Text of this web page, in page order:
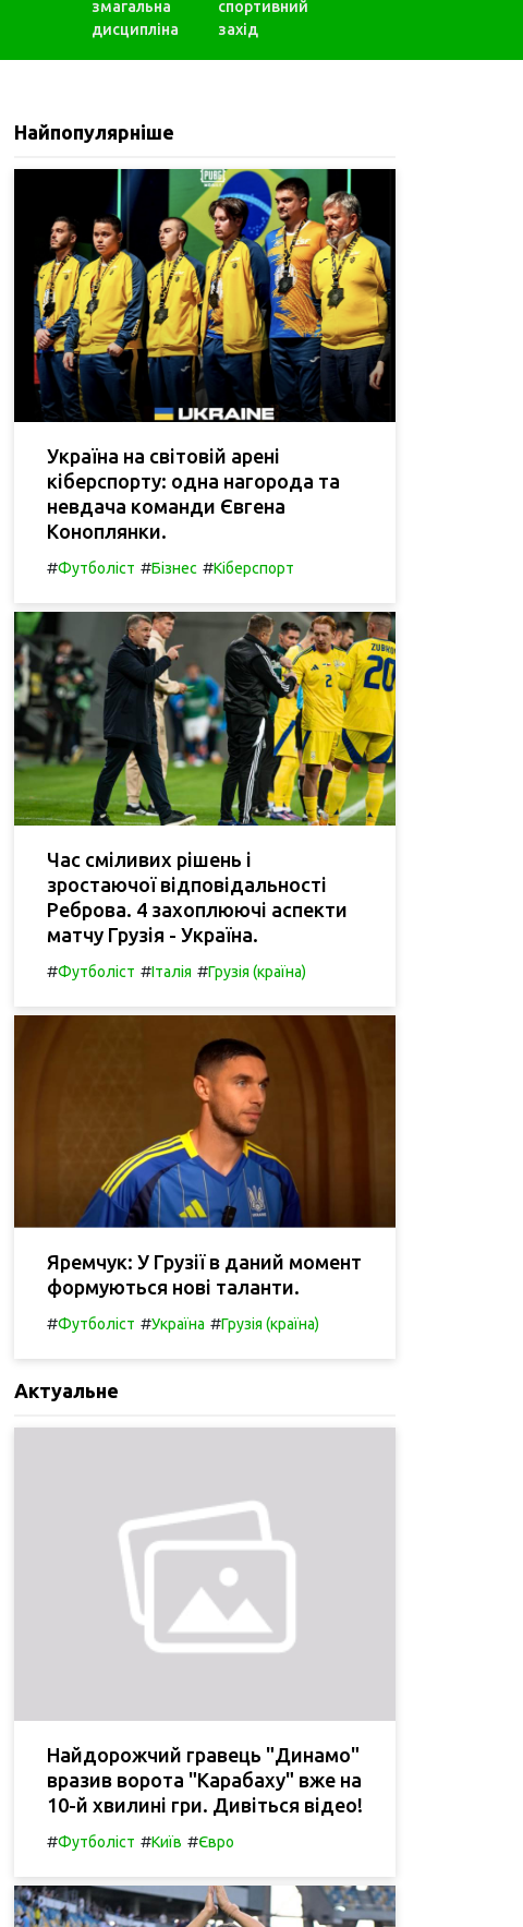
змагальна
дисципліна
спортивний
захід
Найпопулярніше
Україна на світовій арені
кіберспорту: одна нагорода та
невдача команди Євгена
Коноплянки.
#Футболіст #Бізнес #Кіберспорт
Час сміливих рішень і
зростаючої відповідальності
Реброва. 4 захоплюючі аспекти
матчу Грузія - Україна.
#Футболіст #Італія #Грузія (країна)
Яремчук: У Грузії в даний момент
формуються нові таланти.
#Футболіст #Україна #Грузія (країна)
Актуальне
Найдорожчий гравець "Динамо"
вразив ворота "Карабаху" вже на
10-й хвилині гри. Дивіться відео!
#Футболіст #Київ #Євро